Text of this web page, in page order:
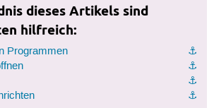
dieses Artikels sind
hilfreich:
⚓︎
Programmen
⚓︎
⚓︎
⚓︎